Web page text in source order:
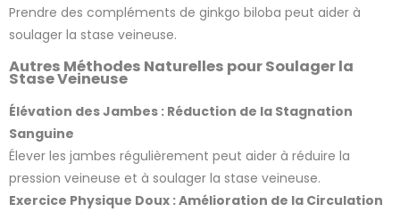
Prendre des compléments de ginkgo biloba peut aider à
soulager la stase veineuse.
Autres Méthodes Naturelles pour Soulager la
Stase Veineuse
Élévation des Jambes : Réduction de la Stagnation
Sanguine
Élever les jambes régulièrement peut aider à réduire la
pression veineuse et à soulager la stase veineuse.
Exercice Physique Doux : Amélioration de la Circulation